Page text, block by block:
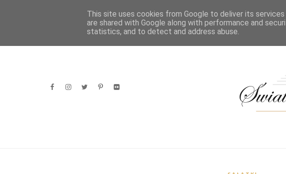
HOME POSIŁKI
This site uses cookies from Google to deliver its
are shared with Google along with performance and
statistics, and to detect and address abuse.